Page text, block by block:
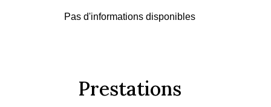
Pas d'informations disponibles
Prestations